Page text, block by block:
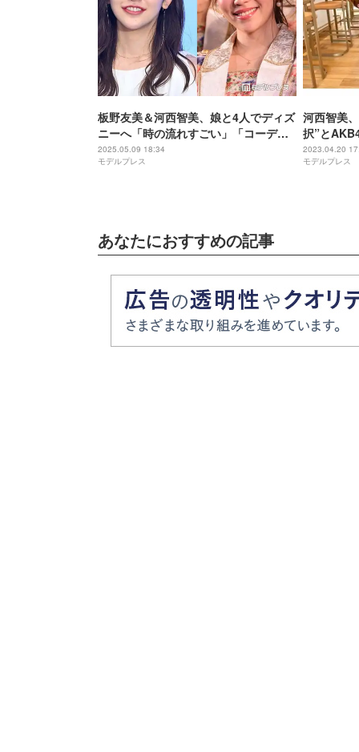
板野友美＆河西智美、娘と4人でディズ
ニーへ「時の流れすごい」「コーデ可
愛すぎる」と反響
2025.05.09 18:34
モデルプレス
河西智美
択”と
2023.04.20
モデルプレス
あなたにおすすめの記事